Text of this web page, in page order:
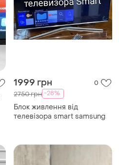
1999 грн 0
2750 грн -28%
Блок живлення від
телевізора smart samsung